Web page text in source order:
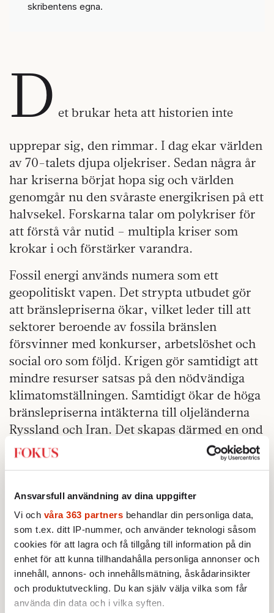
Ansvarsfull användning av dina uppgifter
Vi och våra 363 partners behandlar din personliga data,
som t.ex. ditt IP-nummer, och använder teknologi såsom
cookies för att lagra och få tillgång till information på din
enhet för att kunna tillhandahålla personliga annonser och
innehåll, annons- och innehållsmätning, åskådarinsikter
och produktutveckling. Du kan själv välja vilka som får
använda din data och i vilka syften.
skribentens egna.
D et brukar heta att historien inte
upprepar sig, den rimmar. I dag ekar världen
av 70-talets djupa oljekriser. Sedan några år
har kriserna börjat hopa sig och världen
genomgår nu den svåraste energikrisen på ett
halvsekel. Forskarna talar om polykriser för
att förstå vår nutid – multipla kriser som
krokar i och förstärker varandra.
Fossil energi används numera som ett
geopolitiskt vapen. Det strypta utbudet gör
att bränslepriserna ökar, vilket leder till att
sektorer beroende av fossila bränslen
försvinner med konkurser, arbetslöshet och
social oro som följd. Krigen gör samtidigt att
mindre resurser satsas på den nödvändiga
klimatomställningen. Samtidigt ökar de höga
bränslepriserna intäkterna till oljeländerna
Ryssland och Iran. Det skapas därmed en ond
cirkel: klimatförändringar verkar
destabiliserande på världen med minskade
flyktingströmmar.
Diktaturer tjänar ekonomiskt på sin
utpressning och på själva källan till
klimatförändringarna. Energi är också en
central faktor för inflationen. Det är svårt att
hitta episoder i världens industrialiserade